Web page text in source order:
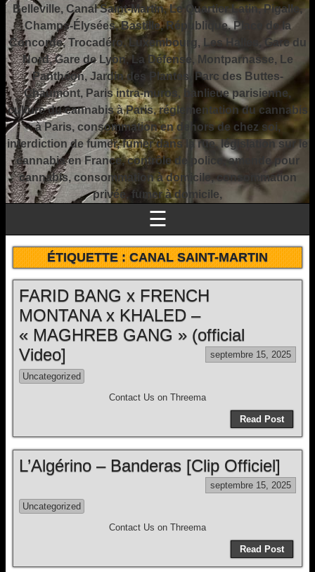
Belleville, Canal Saint-Martin, Le Quartier Latin, Pigalle,
Champs-Élysées, Bastille, République, Place de la
Concorde, Trocadéro, Luxembourg, Les Halles, Gare du
Nord, Gare de Lyon, La Défense, Montparnasse, Le
Panthéon, Jardin des Plantes, Parc des Buttes-
Chaumont, Paris intra-muros, banlieue parisienne,
culture du cannabis à Paris, réglementation du cannabis
à Paris, consommation en dehors de chez soi,
interdiction de fumer, fumer dans la rue, législation sur le
cannabis en France, contrôle de police, amende pour
cannabis, consommation à domicile, consommation
privée, fumer à domicile,
☰
ÉTIQUETTE :CANAL SAINT-MARTIN
FARID BANG x FRENCH
MONTANA x KHALED –
« MAGHREB GANG » (official
Video]
septembre 15, 2025
Uncategorized
Contact Us on Threema
Read Post
L’Algérino – Banderas [Clip Officiel]
septembre 15, 2025
Uncategorized
Contact Us on Threema
Read Post